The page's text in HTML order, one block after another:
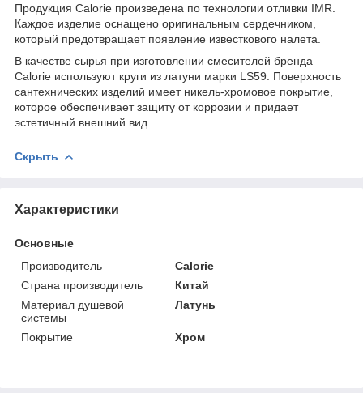
Продукция Calorie произведена по технологии отливки IMR.
Каждое изделие оснащено оригинальным сердечником,
который предотвращает появление известкового налета.
В качестве сырья при изготовлении смесителей бренда
Calorie используют круги из латуни марки LS59. Поверхность
сантехнических изделий имеет никель-хромовое покрытие,
которое обеспечивает защиту от коррозии и придает
эстетичный внешний вид
Скрыть
Характеристики
Основные
Производитель
Calorie
Страна производитель
Китай
Материал душевой
системы
Латунь
Покрытие Хром